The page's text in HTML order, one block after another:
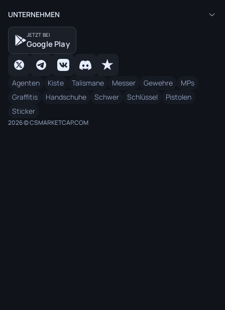
UNTERNEHMEN
JETZT BEI
Google Play
Agenten Kiste Talismane Messer Gewehre
MPs
Graffitis
Handschuhe Schwer Schlüssel
Pistolen
Sticker
2026 © CSMARKETCAP.COM